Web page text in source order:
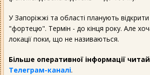
У Запоріжжі та області планують
"фортецю". Термін - до кінця року. Але
локації поки, що не називаються.
Більше оперативної інформації
Телеграм-каналі.